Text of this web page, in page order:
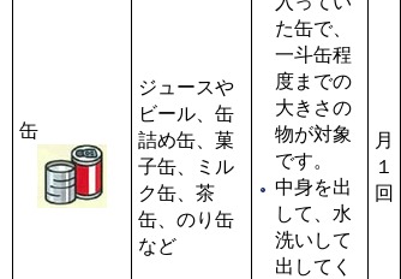
缶
ジュースや
ビール、缶
詰め缶、菓
子缶、ミル
ク缶、茶
缶、のり缶
など
た缶で、
一斗缶程
度までの
大きさの
物が対象
です。
中身を出
して、水
洗いして
出してく
月
１
回